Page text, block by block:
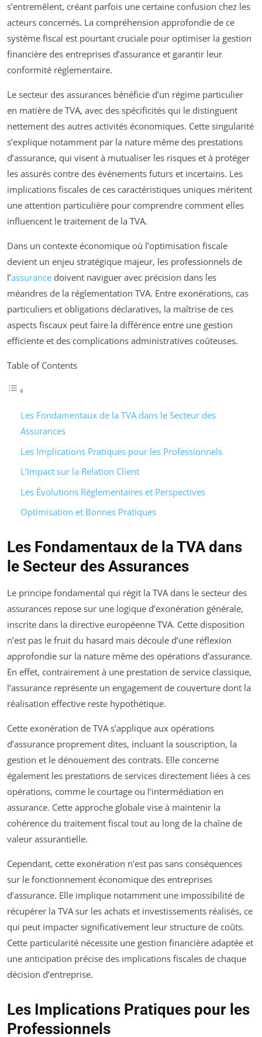
s’entremêlent, créant parfois une certaine confusion chez les
acteurs concernés. La compréhension approfondie de ce
système fiscal est pourtant cruciale pour optimiser la gestion
financière des entreprises d’assurance et garantir leur
conformité réglementaire.
Le secteur des assurances bénéficie d’un régime particulier
en matière de TVA, avec des spécificités qui le distinguent
nettement des autres activités économiques. Cette singularité
s’explique notamment par la nature même des prestations
d’assurance, qui visent à mutualiser les risques et à protéger
les assurés contre des événements futurs et incertains. Les
implications fiscales de ces caractéristiques uniques méritent
une attention particulière pour comprendre comment elles
influencent le traitement de la TVA.
Dans un contexte économique où l’optimisation fiscale
devient un enjeu stratégique majeur, les professionnels de
l’assurance doivent naviguer avec précision dans les
méandres de la réglementation TVA. Entre exonérations, cas
particuliers et obligations déclaratives, la maîtrise de ces
aspects fiscaux peut faire la différence entre une gestion
efficiente et des complications administratives coûteuses.
Table of Contents
Les Fondamentaux de la TVA dans le Secteur des
Assurances
Les Implications Pratiques pour les Professionnels
L’Impact sur la Relation Client
Les Évolutions Réglementaires et Perspectives
Optimisation et Bonnes Pratiques
Les Fondamentaux de la TVA dans
le Secteur des Assurances
Le principe fondamental qui régit la TVA dans le secteur des
assurances repose sur une logique d’exonération générale,
inscrite dans la directive européenne TVA. Cette disposition
n’est pas le fruit du hasard mais découle d’une réflexion
approfondie sur la nature même des opérations d’assurance.
En effet, contrairement à une prestation de service classique,
l’assurance représente un engagement de couverture dont la
réalisation effective reste hypothétique.
Cette exonération de TVA s’applique aux opérations
d’assurance proprement dites, incluant la souscription, la
gestion et le dénouement des contrats. Elle concerne
également les prestations de services directement liées à ces
opérations, comme le courtage ou l’intermédiation en
assurance. Cette approche globale vise à maintenir la
cohérence du traitement fiscal tout au long de la chaîne de
valeur assurantielle.
Cependant, cette exonération n’est pas sans conséquences
sur le fonctionnement économique des entreprises
d’assurance. Elle implique notamment une impossibilité de
récupérer la TVA sur les achats et investissements réalisés, ce
qui peut impacter significativement leur structure de coûts.
Cette particularité nécessite une gestion financière adaptée et
une anticipation précise des implications fiscales de chaque
décision d’entreprise.
Les Implications Pratiques pour les
Professionnels